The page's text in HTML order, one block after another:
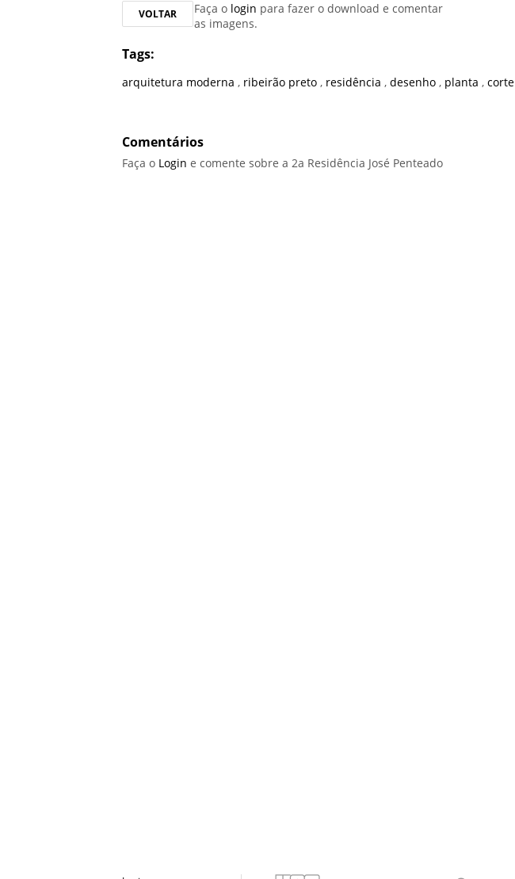
VOLTAR Faça o login para fazer o download e comentar
as imagens.
Tags:
arquitetura moderna, ribeirão preto, residência,desenho, planta,corte
Comentários
Faça o Login e comente sobre a 2a Residência José Penteado